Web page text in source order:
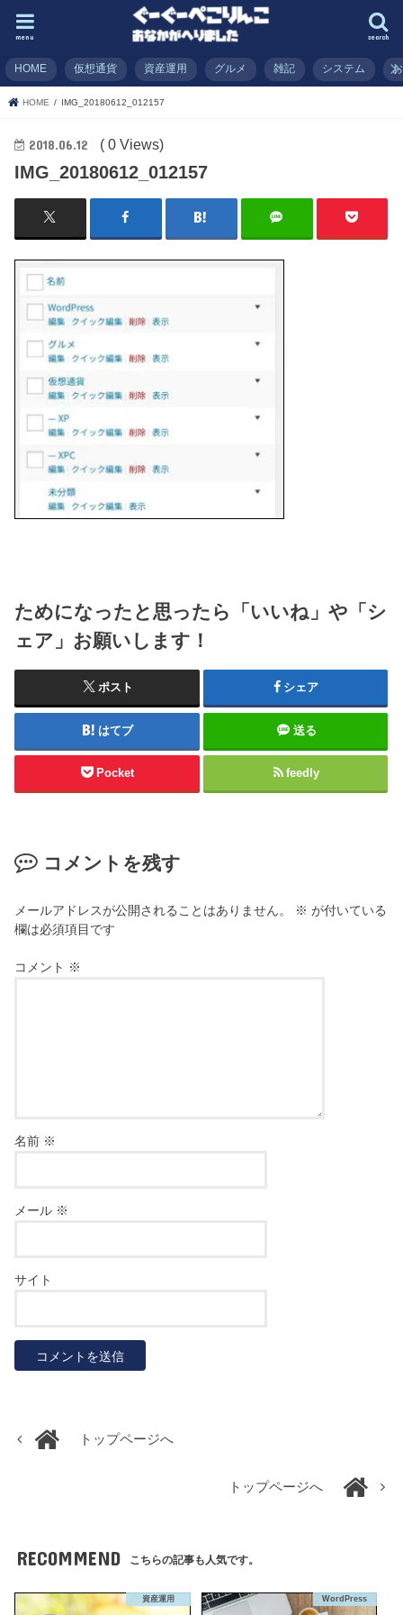
search
menu
HOME 仮想通貨 資産運用 グルメ 雑記 システム
HOME IMG_20180612_012157
2018.06.12 ( 0 Views)
IMG_20180612_012157
ためになったと思ったら「いいね」や「シ
ェア」お願いします！
ポスト シェア
はてブ 送る
Pocket feedly
コメントを残す
メールアドレスが公開されることはありません。 ※ が付いている
欄は必須項目です
コメント ※
名前 ※
メール ※
サイト
トップページへ
トップページへ
RECOMMEND こちらの記事も人気です。
資産運用 WordPress